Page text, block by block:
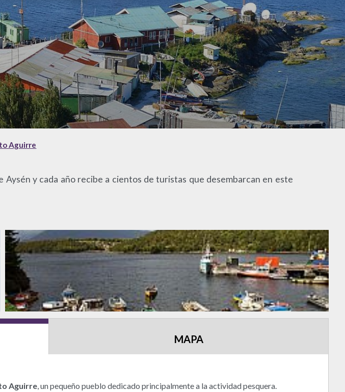
Aguirre
y cada año recibe a cientos de turistas que desembarcan en este
MAPA
Aguirre , un pequeño pueblo dedicado principalmente a la actividad pesquera.